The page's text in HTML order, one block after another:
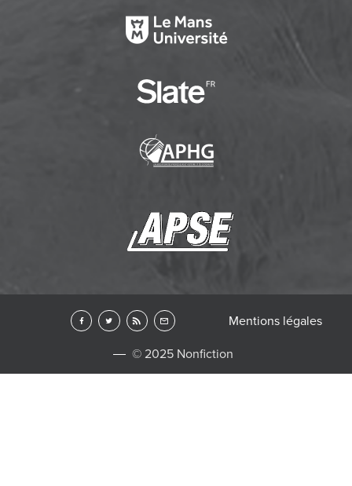
© 2025 Nonfiction
Mentions légales